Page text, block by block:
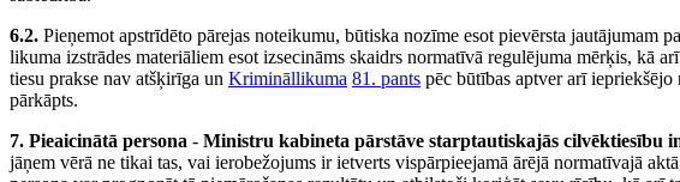
6.2. Pieņemot apstrīdēto pārejas noteikumu, būtiska nozīme esot pievērsta
likuma izstrādes materiāliem esot izsecināms skaidrs normatīvā regulējuma mērķis, kā
tiesu prakse nav atšķirīga un Krimināllikuma 81. pants pēc būtības aptver arī
pārkāpts.
7. Pieaicinātā persona - Ministru kabineta pārstāve starptautiskajās cilvēktiesību
jāņem vērā ne tikai tas, vai ierobežojums ir ietverts vispārpieejamā ārējā normatīvajā